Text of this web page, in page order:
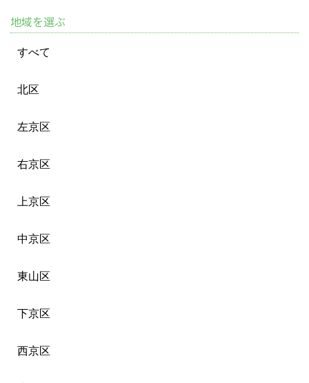
地域を選ぶ
すべて
北区
左京区
右京区
上京区
中京区
東山区
下京区
西京区